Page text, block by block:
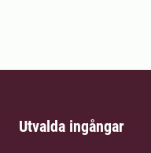
Utvalda ingångar